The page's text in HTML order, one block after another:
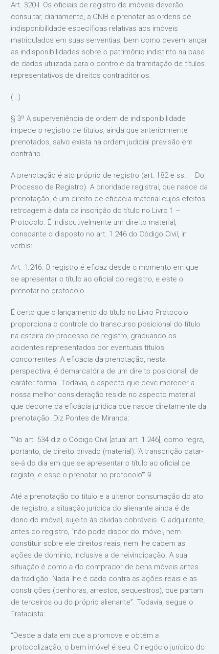
Art. 320-I. Os oficiais de registro de imóveis deverão
consultar, diariamente, a CNIB e prenotar as ordens de
indisponibilidade específicas relativas aos imóveis
matriculados em suas serventias, bem como devem lançar
as indisponibilidades sobre o patrimônio indistinto na base
de dados utilizada para o controle da tramitação de títulos
representativos de direitos contraditórios.
(…)
§ 3º A superveniência de ordem de indisponibilidade
impede o registro de títulos, ainda que anteriormente
prenotados, salvo exista na ordem judicial previsão em
contrário.
A prenotação é ato próprio de registro (art. 182 e ss. – Do
Processo de Registro). A prioridade registral, que nasce da
prenotação, é um direito de eficácia material cujos efeitos
retroagem à data da inscrição do título no Livro 1 –
Protocolo. É indiscutivelmente um direito material,
consoante o disposto no art. 1.246 do Código Civil, in
verbis:
Art. 1.246. O registro é eficaz desde o momento em que
se apresentar o título ao oficial do registro, e este o
prenotar no protocolo.
É certo que o lançamento do título no Livro Protocolo
proporciona o controle do transcurso posicional do título
na esteira do processo de registro, graduando os
acidentes representados por eventuais títulos
concorrentes. A eficácia da prenotação, nesta
perspectiva, é demarcatória de um direito posicional, de
caráter formal. Todavia, o aspecto que deve merecer a
nossa melhor consideração reside no aspecto material
que decorre da eficácia jurídica que nasce diretamente da
prenotação. Diz Pontes de Miranda:
“No art. 534 diz o Código Civil [atual art. 1.246], como regra,
portanto, de direito privado (material): ‘A transcrição datar-
se-á do dia em que se apresentar o título ao oficial de
registo, e esse o prenotar no protocolo'”.9
Até a prenotação do título e a ulterior consumação do ato
de registro, a situação jurídica do alienante ainda é de
dono do imóvel, sujeito às dívidas cobráveis. O adquirente,
antes do registro, “não pode dispor do imóvel, nem
constituir sobre ele direitos reais, nem lhe cabem as
ações de domínio, inclusive a de reivindicação. A sua
situação é como a do comprador de bens móveis antes
da tradição. Nada lhe é dado contra as ações reais e as
constrições (penhoras, arrestos, sequestros), que partam
de terceiros ou do próprio alienante”. Todavia, segue o
Tratadista:
“Desde a data em que a promove e obtém a
protocolização, o bem imóvel é seu. O negócio jurídico do